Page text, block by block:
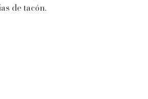
de tacón.